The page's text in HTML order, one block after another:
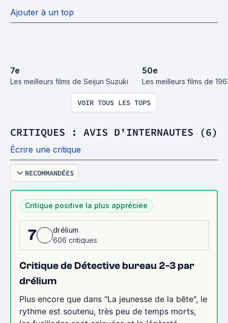
Ajouter à un top
7e
Les meilleurs films de Seijun Suzuki
50e
Les meilleurs films de
VOIR TOUS LES TOPS
CRITIQUES : AVIS D'INTERNAUTES (6)
Écrire une critique
RECOMMANDÉES
Critique positive la plus appréciée
7
drélium
606 critiques
Critique de Détective bureau 2-3 par
drélium
Plus encore que dans "La jeunesse de la bête", le
rythme est soutenu, très peu de temps morts,